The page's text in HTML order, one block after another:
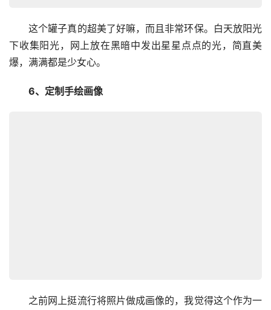
这个罐子真的超美了好嘛，而且非常环保。白天放阳光
下收集阳光，网上放在黑暗中发出星星点点的光，简直美
爆，满满都是少女心。
6、定制手绘画像
之前网上挺流行将照片做成画像的，我觉得这个作为一